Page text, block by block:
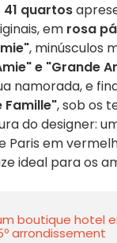
41 quartos
em rosa
, minúsculos
e "Grande
namorada, e
Famille", sob os
do designer:
Paris em
ideal para os
boutique hotel
arrondissement